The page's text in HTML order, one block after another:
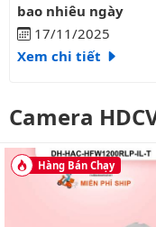
bao nhiêu ngày
17/11/2025
Xem chi tiết
Camera
Hàng Bán Chạy